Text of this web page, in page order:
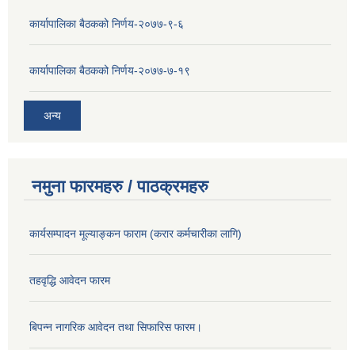
कार्यापालिका बैठकको निर्णय-२०७७-९-६
कार्यापालिका बैठकको निर्णय-२०७७-७-१९
अन्य
नमुना फारमहरु / पाठक्रमहरु
कार्यसम्पादन मूल्याङ्कन फाराम (करार कर्मचारीका लागि)
तहवृद्धि आवेदन फारम
बिपन्‍न नागरिक आवेदन तथा सिफारिस फारम।